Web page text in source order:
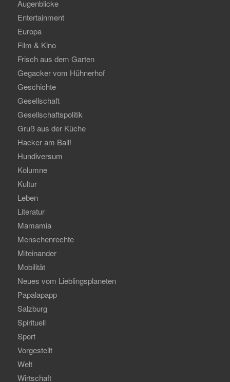
Augenblicke
Entertainment
Europa
Film & Kino
Frisch aus dem Garten
Gegacker vom Hühnerhof
Geschichte
Gesellschaft
Gesellschaftspolitik
Gruß aus der Küche
Hacker am Ball!
Hundiversum
Kolumne
Kultur
Leben
Literatur
Mamamia
Menschenrechte
Miteinander
Mobilität
Neues vom Lieblingsplaneten
Papalapapp
Salzburg
Spirituell
Sport
Vorgestellt
Welt
Wirtschaft